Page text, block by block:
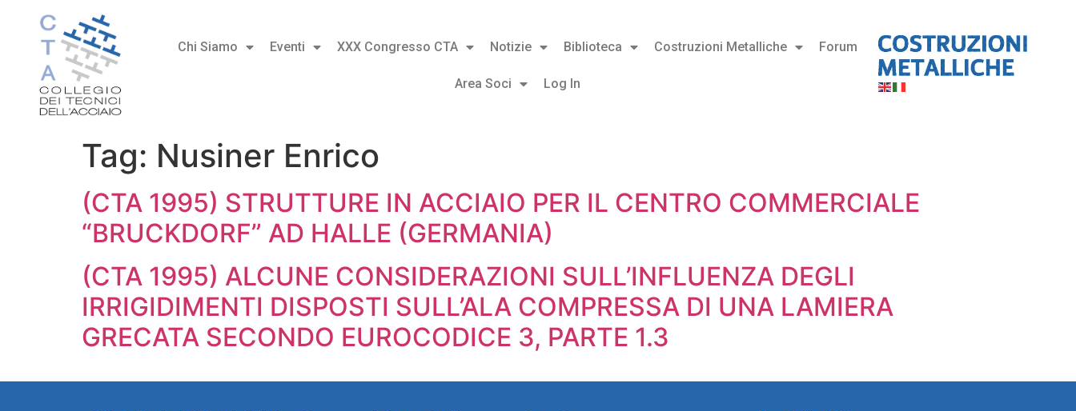
Chi Siamo Eventi XXX Congresso CTA Notizie Biblioteca Costruzioni Metalliche Forum
Area Soci Log In
Tag: Nusiner Enrico
(CTA 1995) STRUTTURE IN ACCIAIO PER IL CENTRO COMMERCIALE
“BRUCKDORF” AD HALLE (GERMANIA)
(CTA 1995) ALCUNE CONSIDERAZIONI SULL’INFLUENZA DEGLI
IRRIGIDIMENTI DISPOSTI SULL’ALA COMPRESSA DI UNA LAMIERA
GRECATA SECONDO EUROCODICE 3, PARTE 1.3